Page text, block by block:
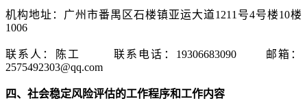
机构地址：广州市番禺区石楼镇亚运大道1211号4号楼10楼
1006
联系人： 陈工 联系电话： 19306683090邮箱：
2575492303@qq.com
四、社会稳定风险评估的工作程序和工作内容